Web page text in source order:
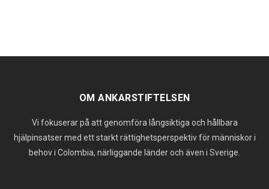
OM ANKARSTIFTELSEN
Vi fokuserar på att genomföra långsiktiga och hållbara
hjälpinsatser med ett starkt rättighetsperspektiv för människor i
behov i Colombia, närliggande länder och även i Sverige.